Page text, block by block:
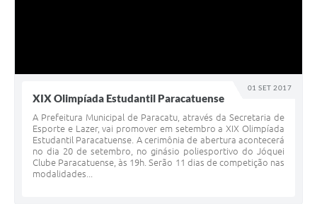
01 SET 2017
XIX Olimpíada Estudantil Paracatuense
A Prefeitura Municipal de Paracatu, através da Secretaria de
Esporte e Lazer, vai promover em setembro a XIX Olimpíada
Estudantil Paracatuense. A cerimônia de abertura acontecerá
no dia 20 de setembro, no ginásio poliesportivo do Jóquei
Clube Paracatuense, às 19h. Serão 11 dias de competição nas
modalidades...